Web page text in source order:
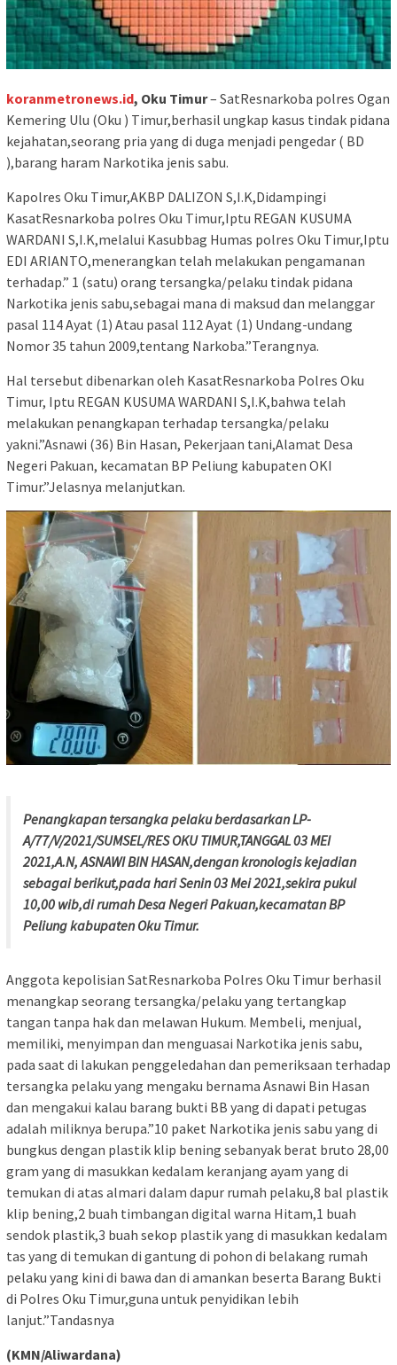
koranmetronews.id, Oku Timur– SatResnarkoba polres Ogan
Kemering Ulu (Oku ) Timur,berhasil ungkap kasus tindak pidana
kejahatan,seorang pria yang di duga menjadi pengedar ( BD
),barang haram Narkotika jenis sabu.
Kapolres Oku Timur,AKBP DALIZON S,I.K,Didampingi
KasatResnarkoba polres Oku Timur,Iptu REGAN KUSUMA
WARDANI S,I.K,melalui Kasubbag Humas polres Oku Timur,Iptu
EDI ARIANTO,menerangkan telah melakukan pengamanan
terhadap.” 1 (satu) orang tersangka/pelaku tindak pidana
Narkotika jenis sabu,sebagai mana di maksud dan melanggar
pasal 114 Ayat (1) Atau pasal 112 Ayat (1) Undang-undang
Nomor 35 tahun 2009,tentang Narkoba.”Terangnya.
Hal tersebut dibenarkan oleh KasatResnarkoba Polres Oku
Timur, Iptu REGAN KUSUMA WARDANI S,I.K,bahwa telah
melakukan penangkapan terhadap tersangka/pelaku
yakni.”Asnawi (36) Bin Hasan, Pekerjaan tani,Alamat Desa
Negeri Pakuan, kecamatan BP Peliung kabupaten OKI
Timur.”Jelasnya melanjutkan.
Penangkapan tersangka pelaku berdasarkan LP-
A/77/V/2021/SUMSEL/RES OKU TIMUR,TANGGAL 03 MEI
2021,A.N, ASNAWI BIN HASAN,dengan kronologis kejadian
sebagai berikut,pada hari Senin 03 Mei 2021,sekira pukul
10,00 wib,di rumah Desa Negeri Pakuan,kecamatan BP
Peliung kabupaten Oku Timur.
Anggota kepolisian SatResnarkoba Polres Oku Timur berhasil
menangkap seorang tersangka/pelaku yang tertangkap
tangan tanpa hak dan melawan Hukum. Membeli, menjual,
memiliki, menyimpan dan menguasai Narkotika jenis sabu,
pada saat di lakukan penggeledahan dan pemeriksaan terhadap
tersangka pelaku yang mengaku bernama Asnawi Bin Hasan
dan mengakui kalau barang bukti BB yang di dapati petugas
adalah miliknya berupa.”10 paket Narkotika jenis sabu yang di
bungkus dengan plastik klip bening sebanyak berat bruto 28,00
gram yang di masukkan kedalam keranjang ayam yang di
temukan di atas almari dalam dapur rumah pelaku,8 bal plastik
klip bening,2 buah timbangan digital warna Hitam,1 buah
sendok plastik,3 buah sekop plastik yang di masukkan kedalam
tas yang di temukan di gantung di pohon di belakang rumah
pelaku yang kini di bawa dan di amankan beserta Barang Bukti
di Polres Oku Timur,guna untuk penyidikan lebih
lanjut.”Tandasnya
(KMN/Aliwardana)